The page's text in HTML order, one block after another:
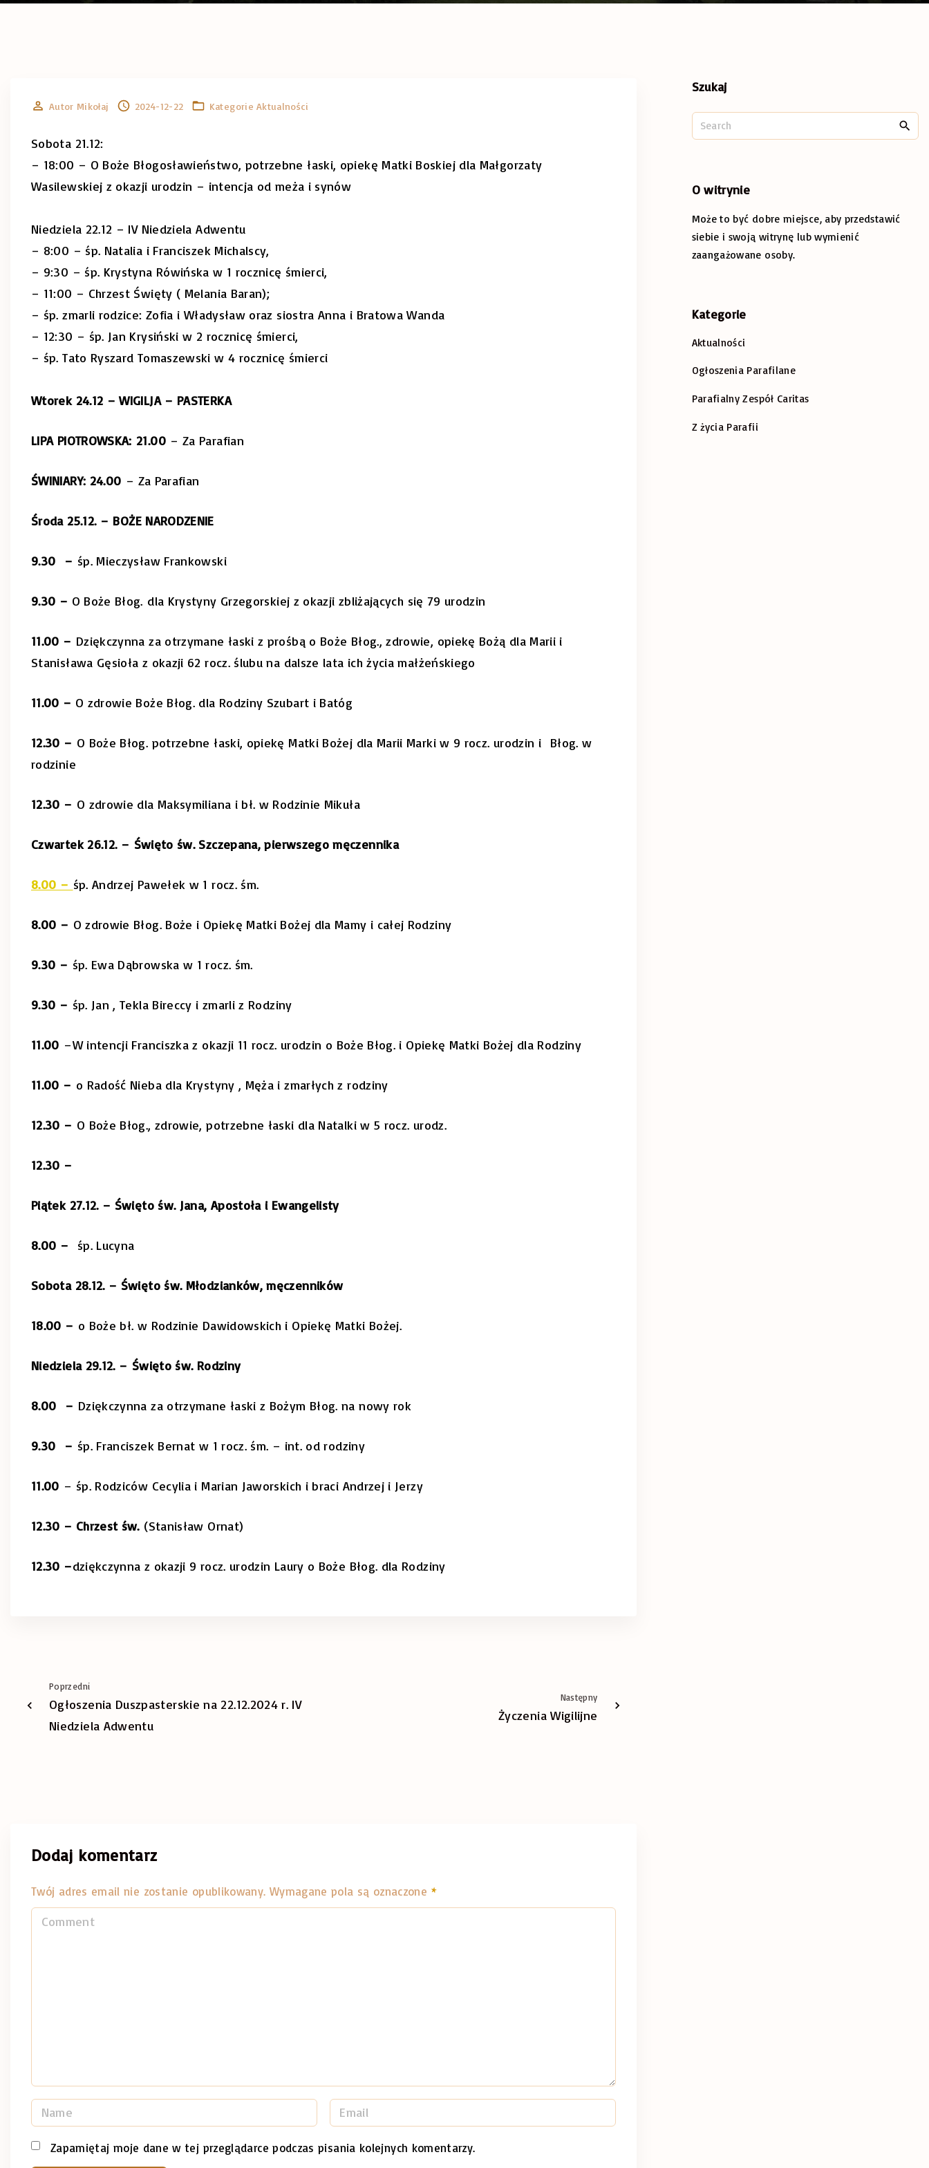
Autor Mikołaj 2024-12-22 Kategorie Aktualności
Sobota 21.12:
– 18:00 – O Boże Błogosławieństwo, potrzebne łaski, opiekę Matki Boskiej dla Małgorzaty
Wasilewskiej z okazji urodzin – intencja od meża i synów
Niedziela 22.12 – IV Niedziela Adwentu
– 8:00 – śp. Natalia i Franciszek Michalscy,
– 9:30 – śp. Krystyna Rówińska w 1 rocznicę śmierci,
– 11:00 – Chrzest Święty ( Melania Baran);
– śp. zmarli rodzice: Zofia i Władysław oraz siostra Anna i Bratowa Wanda
– 12:30 – śp. Jan Krysiński w 2 rocznicę śmierci,
– śp. Tato Ryszard Tomaszewski w 4 rocznicę śmierci
Wtorek 24.12 – WIGILJA – PASTERKA
LIPA PIOTROWSKA: 21.00– Za Parafian
ŚWINIARY: 24.00 – Za Parafian
Środa 25.12. – BOŻE NARODZENIE
9.30 – śp. Mieczysław Frankowski
9.30 – O Boże Błog. dla Krystyny Grzegorskiej z okazji zbliżających się 79 urodzin
11.00 – Dziękczynna za otrzymane łaski z prośbą o Boże Błog., zdrowie, opiekę Bożą dla Marii i
Stanisława Gęsioła z okazji 62 rocz. ślubu na dalsze lata ich życia małżeńskiego
11.00 – O zdrowie Boże Błog. dla Rodziny Szubart i Batóg
12.30 – O Boże Błog. potrzebne łaski, opiekę Matki Bożej dla Marii Marki w 9 rocz. urodzin i Błog. w
rodzinie
12.30 – O zdrowie dla Maksymiliana i bł. w Rodzinie Mikuła
Czwartek 26.12. – Święto św. Szczepana, pierwszego męczennika
8.00 – śp. Andrzej Pawełek w 1 rocz. śm.
8.00 – O zdrowie Błog. Boże i Opiekę Matki Bożej dla Mamy i całej Rodziny
9.30 – śp. Ewa Dąbrowska w 1 rocz. śm.
9.30 – śp. Jan , Tekla Bireccy i zmarli z Rodziny
11.00 –W intencji Franciszka z okazji 11 rocz. urodzin o Boże Błog. i Opiekę Matki Bożej dla Rodziny
11.00 – o Radość Nieba dla Krystyny , Męża i zmarłych z rodziny
12.30 – O Boże Błog., zdrowie, potrzebne łaski dla Natalki w 5 rocz. urodz.
12.30 –
Piątek 27.12. – Święto św. Jana, Apostoła i Ewangelisty
8.00 – śp. Lucyna
Sobota 28.12. – Święto św. Młodzianków, męczenników
18.00 – o Boże bł. w Rodzinie Dawidowskich i Opiekę Matki Bożej.
Niedziela 29.12. – Święto św. Rodziny
8.00 – Dziękczynna za otrzymane łaski z Bożym Błog. na nowy rok
9.30 – śp. Franciszek Bernat w 1 rocz. śm. – int. od rodziny
11.00 – śp. Rodziców Cecylia i Marian Jaworskich i braci Andrzej i Jerzy
12.30 – Chrzest św. (Stanisław Ornat)
12.30 –dziękczynna z okazji 9 rocz. urodzin Laury o Boże Błog. dla Rodziny
Poprzedni
Ogłoszenia Duszpasterskie na 22.12.2024 r. IV
Niedziela Adwentu
Następny
Życzenia Wigilijne
Dodaj komentarz
Twój adres email nie zostanie opublikowany. Wymagane pola są oznaczone *
a
m
m
a
Zapamiętaj moje dane w tej przeglądarce podczas pisania kolejnych komentarzy.
Szukaj
e
O witrynie
Może to być dobre miejsce, aby przedstawić
siebie i swoją witrynę lub wymienić
zaangażowane osoby.
Kategorie
Aktualności
Ogłoszenia Parafilane
Parafialny Zespół Caritas
Z życia Parafii